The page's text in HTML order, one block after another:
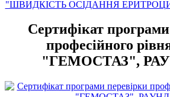
Сертифікат
професійного
"ГЕМОСТАЗ",